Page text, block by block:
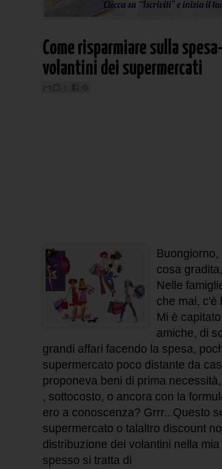
Come risparmiare sulla
volantini dei supermercati
cosa
Nelle
che mai, c'è
Mi è
amiche, di
grandi affari facendo la spesa,
supermercato poco distante da
proponeva beni di prima
, sottocosto, o ancora con la
ero a conoscenza? Grrr...Questo
supermercato o talaltro discount
distribuzione dei volantini nella
spesso si tratta di